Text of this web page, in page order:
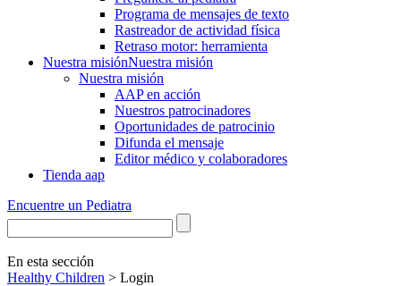
Programa de mensajes de texto
Rastre​​ador de activida​d física
Retraso motor: herramienta
Nuestra misiónNuestra misión
Nuestra misión
AAP en acción
Nuestros patrocinadores
Oportunidades de patrocinio
Difunda el mensaje
Editor médico y colaboradores
Tienda aap
Encuentre un Pediatra
En esta sección
Healthy Children > Login